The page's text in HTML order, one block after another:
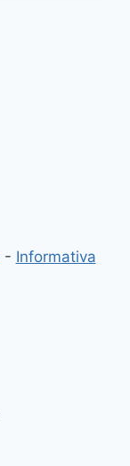
- Informativa